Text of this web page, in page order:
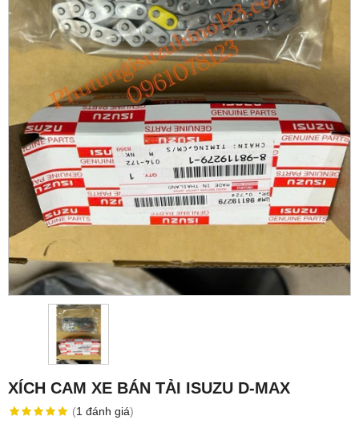
XÍCH CAM XE BÁN TẢI ISUZU D-MAX
(1 đánh giá)